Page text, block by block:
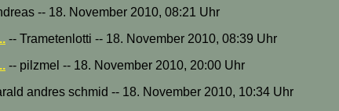
-- 18. November 2010, 08:21 Uhr
-- Trametenlotti -- 18. November 2010, 08:39 Uhr
-- pilzmel -- 18. November 2010, 20:00 Uhr
andres schmid -- 18. November 2010, 10:34 Uhr